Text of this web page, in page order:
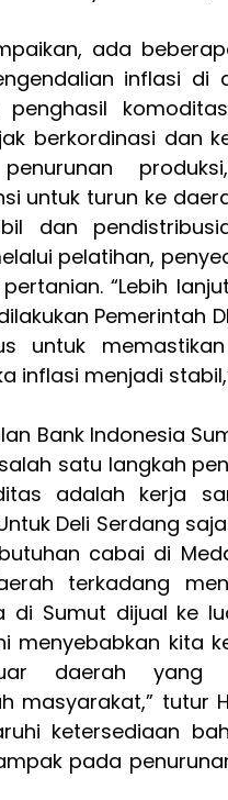
ada
inflasi di
berkordinasi dan
untuk turun ke
dan
pelatihan,
“Lebih
Pemerintah
untuk
inflasi menjadi
Bank Indonesia
satu langkah
adalah kerja
Deli Serdang
cabai di
terkadang
Sumut dijual ke
menyebabkan kita
daerah yang
masyarakat,” tutur
ketersediaan
pada